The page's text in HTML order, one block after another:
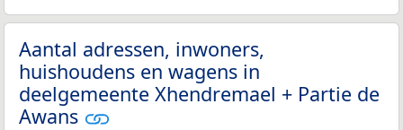
Aantal adressen, inwoners,
huishoudens en wagens in
deelgemeente Xhendremael + Partie de
Awans